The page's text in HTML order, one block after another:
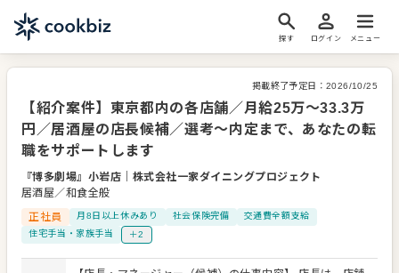
探す ログイン メニュー
掲載終了予定日： 2026/10/25
【紹介案件】東京都内の各店舗／月給25万～33.3万
円／居酒屋の店長候補／選考～内定まで、あなたの転
職をサポートします
『博多劇場』小岩店
株式会社一家ダイニングプロジェクト
居酒屋／和食全般
正社員
月8日以上休みあり 社会保険完備
交通費全額支給
住宅手当・家族手当
＋2